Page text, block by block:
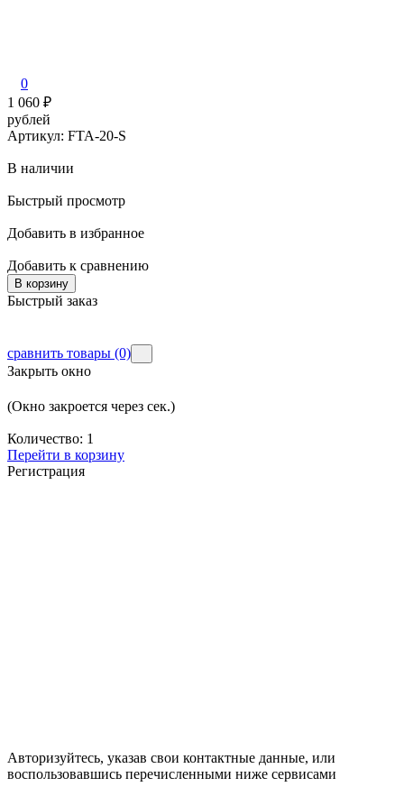
0
1 060 ₽
рублей
Артикул: FTA-20-S
В наличии
Быстрый просмотр
Добавить в избранное
Добавить к сравнению
В корзину
Быстрый заказ
сравнить товары (0)
Закрыть окно
(Окно закроется через сек.)
Количество: 1
Перейти в корзину
Регистрация
Авторизуйтесь, указав свои контактные данные, или
воспользовавшись перечисленными ниже сервисами